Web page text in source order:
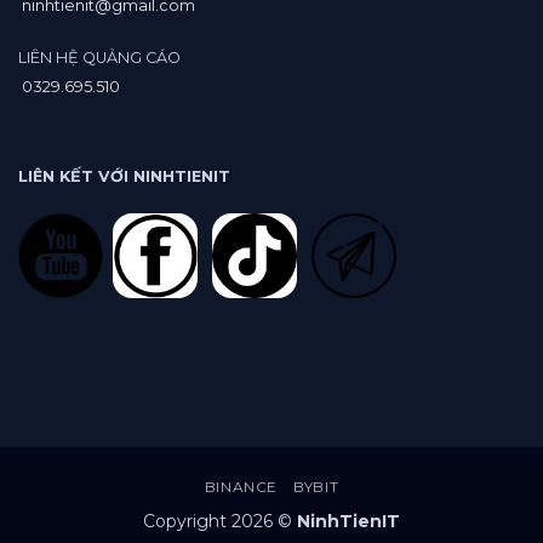
ninhtienit@gmail.com
LIÊN HỆ QUẢNG CÁO
0329.695.510
LIÊN KẾT VỚI NINHTIENIT
BINANCE BYBIT
Copyright 2026 © NinhTienIT